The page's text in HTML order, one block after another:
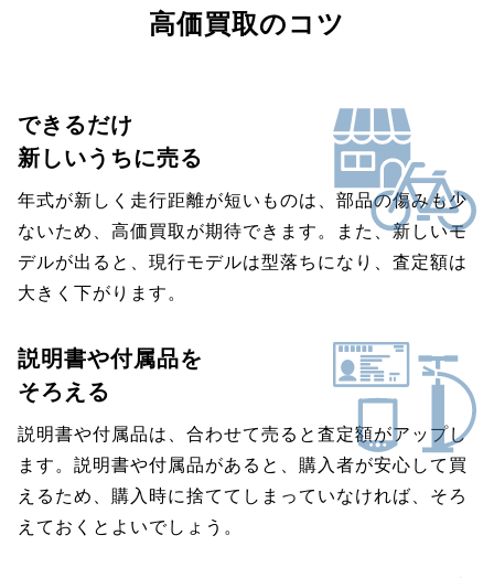
高価買取のコツ
できるだけ
新しいうちに売る
年式が新しく走行距離が短いものは、部品の傷みも少
ないため、高価買取が期待できます。また、新しいモ
デルが出ると、現行モデルは型落ちになり、査定額は
大きく下がります。
説明書や付属品を
そろえる
説明書や付属品は、合わせて売ると査定額がアップし
ます。説明書や付属品があると、購入者が安心して買
えるため、購入時に捨ててしまっていなければ、そろ
えておくとよいでしょう。